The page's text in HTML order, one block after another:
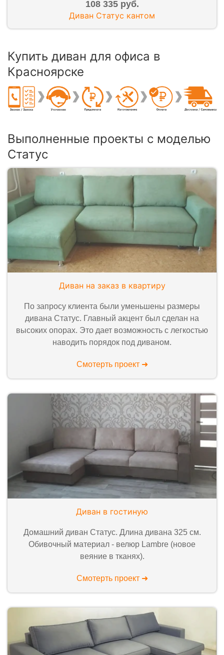
108 335 руб.
Диван Статус кантом
Купить диван для офиса в
Красноярске
Выполненные проекты с моделью
Статус
Диван на заказ в квартиру
По запросу клиента были уменьшены размеры
дивана Статус. Главный акцент был сделан на
высоких опорах. Это дает возможность с легкостью
наводить порядок под диваном.
Смотерть проект ➜
Диван в гостиную
Домашний диван Статус. Длина дивана 325 см.
Обивочный материал - велюр Lambre (новое
веяние в тканях).
Смотерть проект ➜